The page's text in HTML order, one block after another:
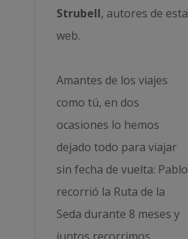
Strubell, autores de esta
web.
Amantes de los viajes
como tú, en dos
ocasiones lo hemos
dejado todo para viajar
sin fecha de vuelta: Pablo
recorrió la Ruta de la
Seda durante 8 meses y